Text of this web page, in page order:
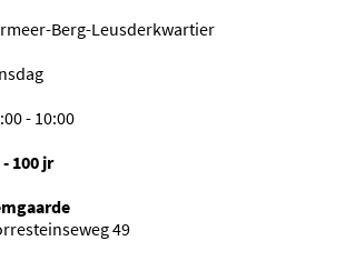
Berg-Leusderkwartier
- 10:00
- 100 jr
49